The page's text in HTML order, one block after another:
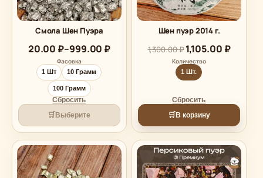
Смола Шен Пуэра
20.00 ₽–999.00 ₽
Диапазон
цен:
20.00 ₽
–
999.00 ₽
Фасовка
1 Шт 10 Грамм
100 Грамм
Сбросить
🛒Выберите
Шен пуэр 2014 г.
1,300.00₽1,105.00 ₽
Количество
1 Шт.
Сбросить
🛒В корзину